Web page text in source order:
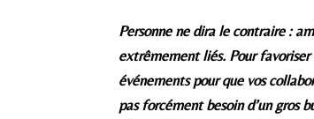
Personne ne dira le contraire :
extrêmement liés. Pour favoriser
événements pour que vos
pas forcément besoin d’un gros